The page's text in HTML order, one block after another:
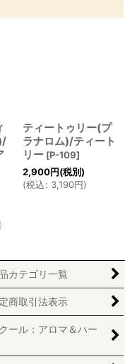
ティートゥリー(プ
ラナロム)/ティート
リー [P-109]
2,900円(税別)
(税込: 3,190円)
カテゴリ一覧
商取引法表示
ール：アロマ＆ハー